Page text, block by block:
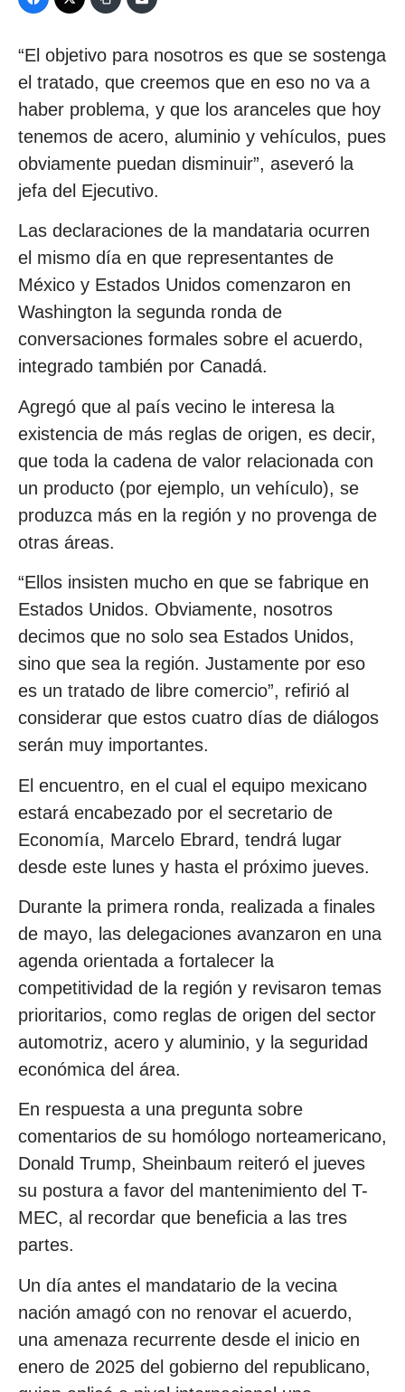
“El objetivo para nosotros es que se sostenga
el tratado, que creemos que en eso no va a
haber problema, y que los aranceles que hoy
tenemos de acero, aluminio y vehículos, pues
obviamente puedan disminuir”, aseveró la
jefa del Ejecutivo.
Las declaraciones de la mandataria ocurren
el mismo día en que representantes de
México y Estados Unidos comenzaron en
Washington la segunda ronda de
conversaciones formales sobre el acuerdo,
integrado también por Canadá.
Agregó que al país vecino le interesa la
existencia de más reglas de origen, es decir,
que toda la cadena de valor relacionada con
un producto (por ejemplo, un vehículo), se
produzca más en la región y no provenga de
otras áreas.
“Ellos insisten mucho en que se fabrique en
Estados Unidos. Obviamente, nosotros
decimos que no solo sea Estados Unidos,
sino que sea la región. Justamente por eso
es un tratado de libre comercio”, refirió al
considerar que estos cuatro días de diálogos
serán muy importantes.
El encuentro, en el cual el equipo mexicano
estará encabezado por el secretario de
Economía, Marcelo Ebrard, tendrá lugar
desde este lunes y hasta el próximo jueves.
Durante la primera ronda, realizada a finales
de mayo, las delegaciones avanzaron en una
agenda orientada a fortalecer la
competitividad de la región y revisaron temas
prioritarios, como reglas de origen del sector
automotriz, acero y aluminio, y la seguridad
económica del área.
En respuesta a una pregunta sobre
comentarios de su homólogo norteamericano,
Donald Trump, Sheinbaum reiteró el jueves
su postura a favor del mantenimiento del T-
MEC, al recordar que beneficia a las tres
partes.
Un día antes el mandatario de la vecina
nación amagó con no renovar el acuerdo,
una amenaza recurrente desde el inicio en
enero de 2025 del gobierno del republicano,